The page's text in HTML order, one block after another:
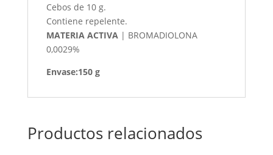
Cebos de 10 g.
Contiene repelente.
MATERIA ACTIVA| BROMADIOLONA
0,0029%
Envase:150 g
Productos relacionados